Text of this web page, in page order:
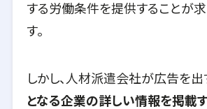
する労働条件を提供することが
す。
しかし、人材派遣会社が広告を出
となる企業の詳しい情報を掲載